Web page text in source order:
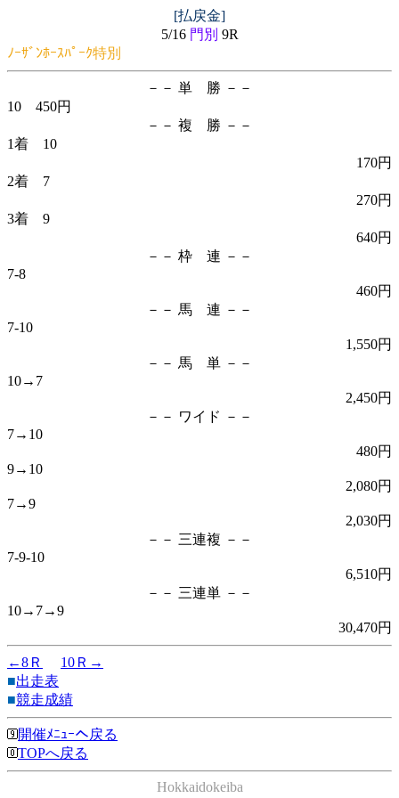
[払戻金]
5/16 門別 9R
ﾉｰｻﾞﾝﾎｰｽﾊﾟｰｸ特別
－－ 単 勝 －－
10 450円
－－ 複 勝 －－
1着 10
170円
2着 7
270円
3着 9
640円
－－ 枠 連 －－
7-8
460円
－－ 馬 連 －－
7-10
1,550円
－－ 馬 単 －－
10→7
2,450円
－－ ワイド －－
7→10
480円
9→10
2,080円
7→9
2,030円
－－ 三連複 －－
7-9-10
6,510円
－－ 三連単 －－
10→7→9
30,470円
←8Ｒ
10Ｒ→
■出走表
■競走成績
開催ﾒﾆｭｰへ戻る
TOPへ戻る
Hokkaidokeiba